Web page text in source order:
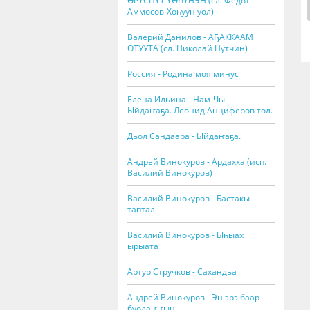
Аммосов-Хоһуун уол)
Валерий Данилов - АҔАККААМ
ОТУУТА (сл. Николай Нутчин)
Россия - Родина моя минус
Елена Ильина - Нам-Чы -
Ыйдаҥаҕа. Леонид Анциферов тол.
Дьол Сандаара - Ыйдаҥаҕа.
Андрей Винокуров - Ардахха (исп.
Василий Винокуров)
Василий Винокуров - Бастакы
таптал
Василий Винокуров - Ыһыах
ырыата
Артур Стручков - Сахандьа
Андрей Винокуров - Эн эрэ баар